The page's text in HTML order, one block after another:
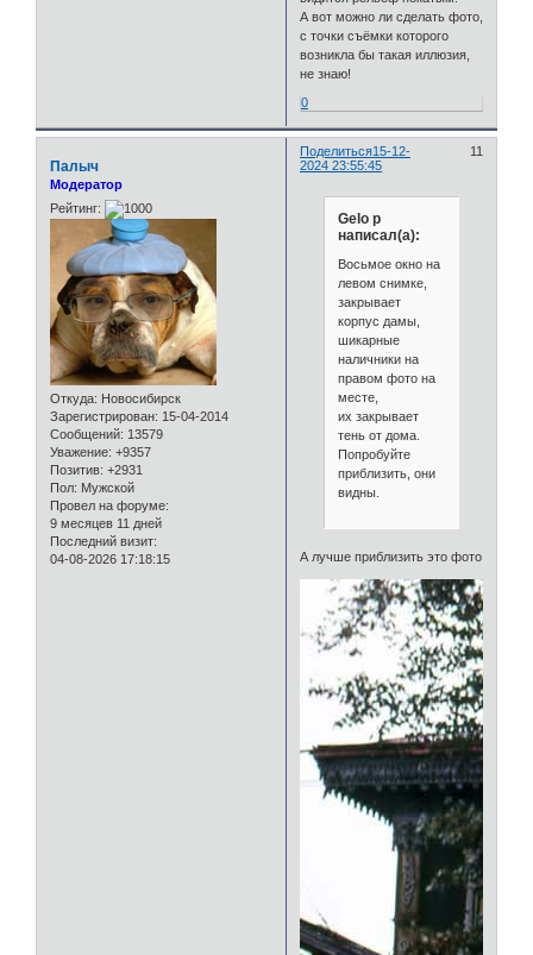
А вот можно ли сделать фото,
с точки съёмки которого
возникла бы такая иллюзия,
не знаю!
0
Поделиться 11
15-12-
2024 23:55:45
Палыч
Модератор
Рейтинг:
Откуда: Новосибирск
Зарегистрирован: 15-04-2014
Сообщений: 13579
Уважение: +9357
Позитив: +2931
Пол: Мужской
Провел на форуме:
9 месяцев 11 дней
Последний визит:
04-08-2026 17:18:15
Gelo p
написал(а):
Восьмое окно на
левом снимке,
закрывает
корпус дамы,
шикарные
наличники на
правом фото на
месте,
их закрывает
тень от дома.
Попробуйте
приблизить, они
видны.
А лучше приблизить это фото